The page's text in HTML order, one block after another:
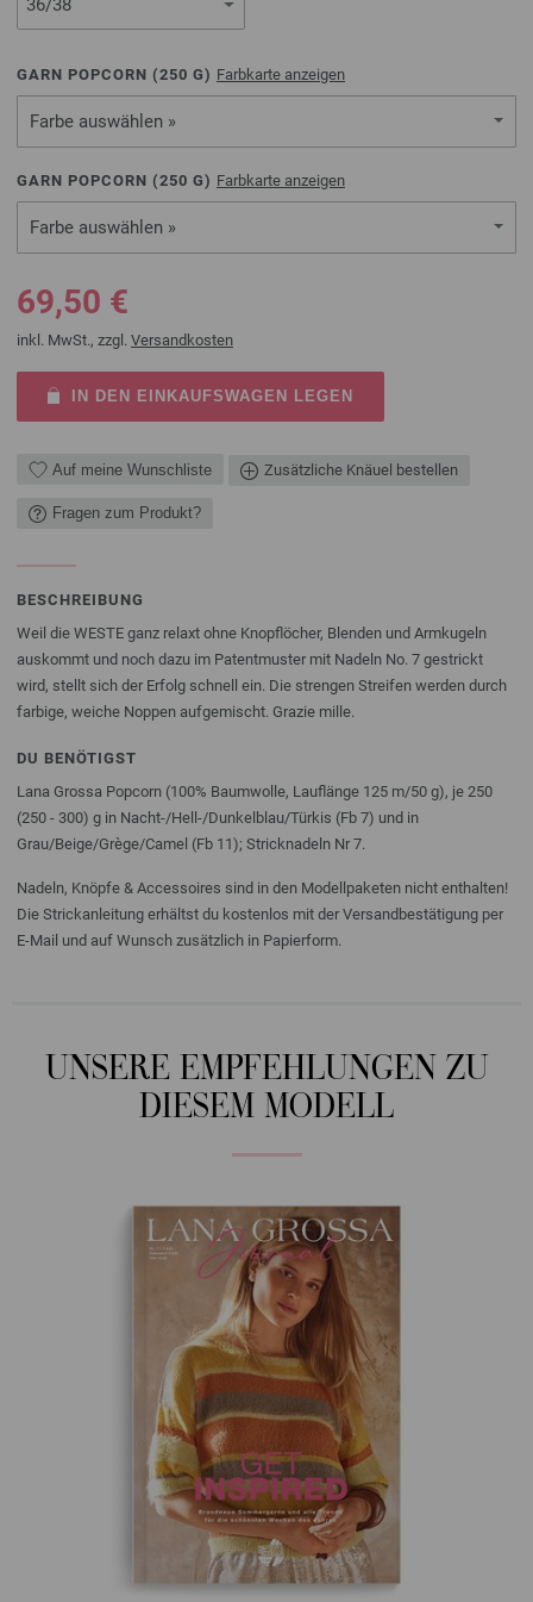
GARN POPCORN (250 G) Farbkarte anzeigen
Farbe auswählen »
GARN POPCORN (250 G) Farbkarte anzeigen
Farbe auswählen »
69,50 €
inkl. MwSt., zzgl. Versandkosten
IN DEN EINKAUFSWAGEN LEGEN
Auf meine Wunschliste Zusätzliche Knäuel bestellen
Fragen zum Produkt?
BESCHREIBUNG
Weil die WESTE ganz relaxt ohne Knopflöcher, Blenden und Armkugeln
auskommt und noch dazu im Patentmuster mit Nadeln No. 7 gestrickt
wird, stellt sich der Erfolg schnell ein. Die strengen Streifen werden durch
farbige, weiche Noppen aufgemischt. Grazie mille.
DU BENÖTIGST
Lana Grossa Popcorn (100% Baumwolle, Lauflänge 125 m/50 g), je 250
(250 - 300) g in Nacht-/Hell-/Dunkelblau/Türkis (Fb 7) und in
Grau/Beige/Grège/Camel (Fb 11); Stricknadeln Nr 7.
Nadeln, Knöpfe & Accessoires sind in den Modellpaketen nicht enthalten!
Die Strickanleitung erhältst du kostenlos mit der Versandbestätigung per
E-Mail und auf Wunsch zusätzlich in Papierform.
UNSERE EMPFEHLUNGEN ZU
DIESEM MODELL